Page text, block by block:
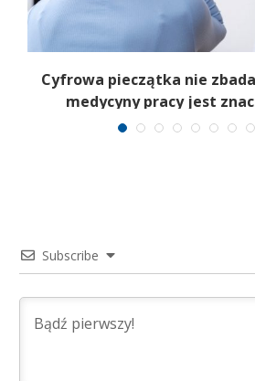
Cyfrowa pieczątka nie
medycyny pracy jest
Subscribe